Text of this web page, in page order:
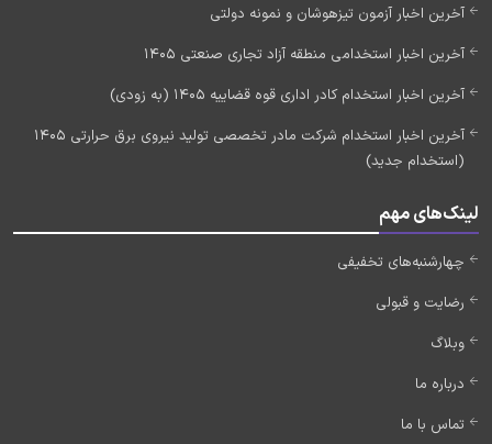
آخرین اخبار آزمون تیزهوشان و نمونه دولتی
آخرین اخبار استخدامی منطقه آزاد تجاری صنعتی 1405
آخرین اخبار استخدام کادر اداری قوه قضاییه 1405 (به زودی)
آخرین اخبار استخدام شرکت مادر تخصصی تولید نیروی برق حرارتی 1405
(استخدام جدید)
لینک‌های مهم
چهارشنبه‌های تخفیفی
رضایت و قبولی
وبلاگ
درباره ما
تماس با ما